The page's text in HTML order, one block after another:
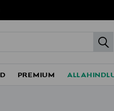
PREMIUM